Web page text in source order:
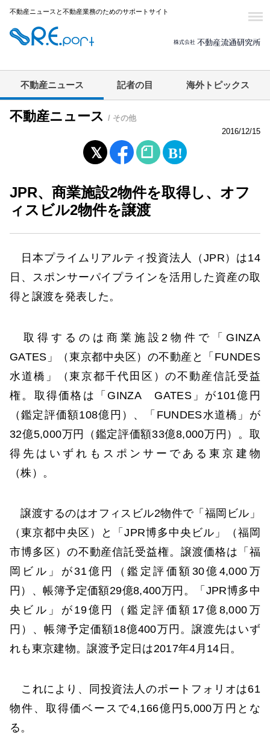
不動産ニュースと不動産業務のためのサポートサイト
不動産ニュース 記者の目 海外トピックス
不動産ニュース / その他
2016/12/15
JPR、商業施設2物件を取得し、オフ
ィスビル2物件を譲渡
日本プライムリアルティ投資法人（JPR）は14
日、スポンサーパイプラインを活用した資産の取
得と譲渡を発表した。
取得するのは商業施設2物件で「GINZA
GATES」（東京都中央区）の不動産と「FUNDES
水道橋」（東京都千代田区）の不動産信託受益
権。取得価格は「GINZA GATES」が101億円
（鑑定評価額108億円）、「FUNDES水道橋」が
32億5,000万円（鑑定評価額33億8,000万円）。取
得先はいずれもスポンサーである東京建物
（株）。
譲渡するのはオフィスビル2物件で「福岡ビル」
（東京都中央区）と「JPR博多中央ビル」（福岡
市博多区）の不動産信託受益権。譲渡価格は「福
岡ビル」が31億円（鑑定評価額30億4,000万
円）、帳簿予定価額29億8,400万円。「JPR博多中
央ビル」が19億円（鑑定評価額17億8,000万
円）、帳簿予定価額18億400万円。譲渡先はいず
れも東京建物。譲渡予定日は2017年4月14日。
これにより、同投資法人のポートフォリオは61
物件、取得価ベースで4,166億円5,000万円とな
る。